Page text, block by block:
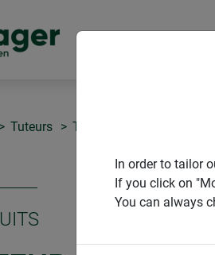
Tuteurs Tuteur en fibres de coco
In order to tailor
If you click on
You can always